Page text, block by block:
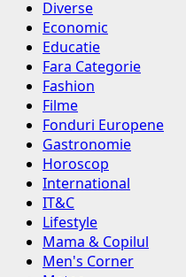
Diverse
Economic
Educatie
Fara Categorie
Fashion
Filme
Fonduri Europene
Gastronomie
Horoscop
International
IT&C
Lifestyle
Mama & Copilul
Men's Corner